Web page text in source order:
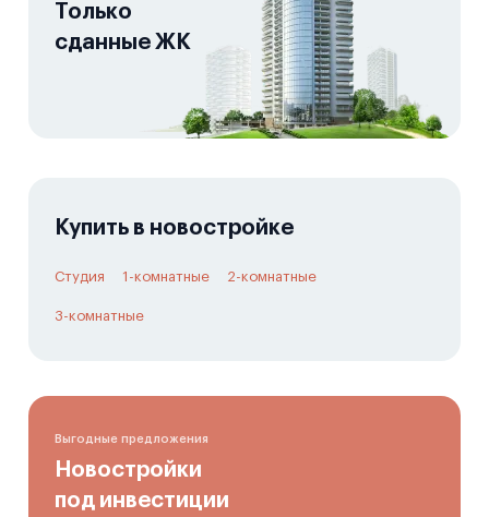
Только
сданные ЖК
Купить в новостройке
Студия 1-комнатные 2-комнатные
3-комнатные
Выгодные предложения
Новостройки
под инвестиции